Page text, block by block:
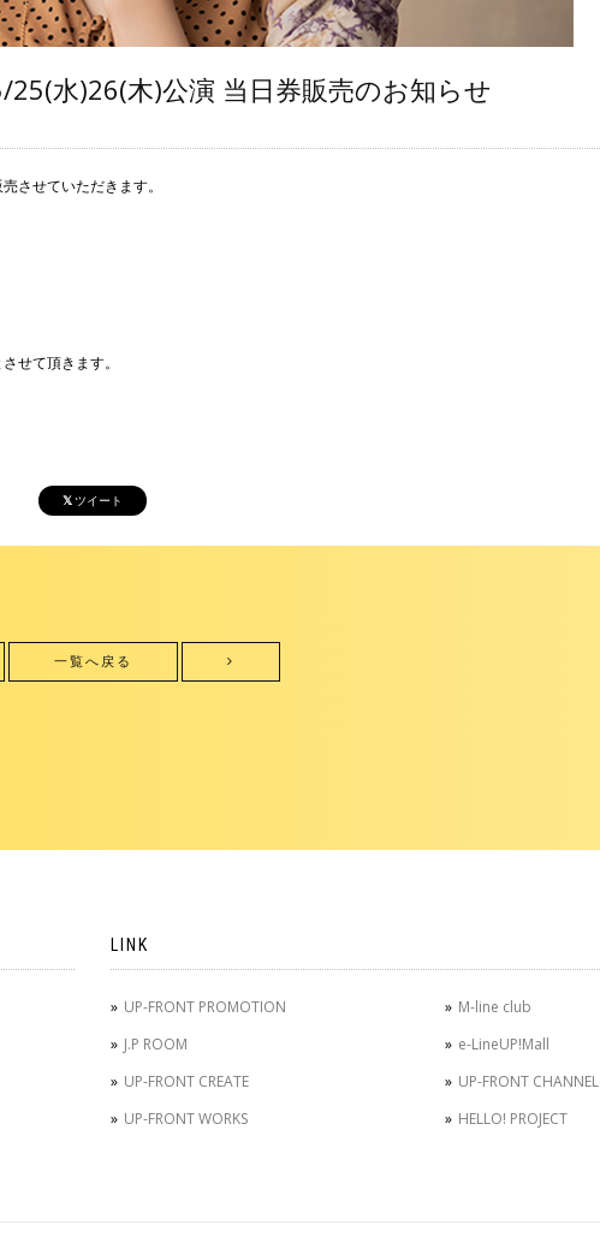
水)26(木)公演 当日券販売のお知らせ
させていただきます。
せて頂きます。
ツイート
一覧へ戻る
LINK
UP-FRONT PROMOTION
J.P ROOM
UP-FRONT CREATE
UP-FRONT WORKS
M-line club
e-LineUP!Mall
UP-FRONT CHANNEL
HELLO! PROJECT